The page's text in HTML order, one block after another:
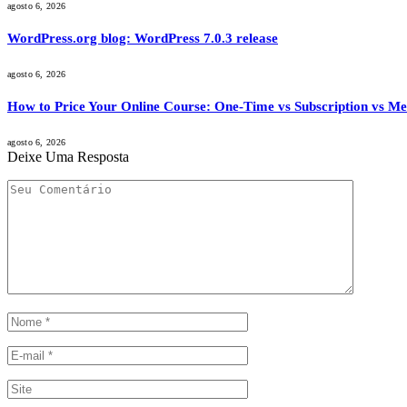
agosto 6, 2026
WordPress.org blog: WordPress 7.0.3 release
agosto 6, 2026
How to Price Your Online Course: One-Time vs Subscription vs
agosto 6, 2026
Deixe Uma Resposta